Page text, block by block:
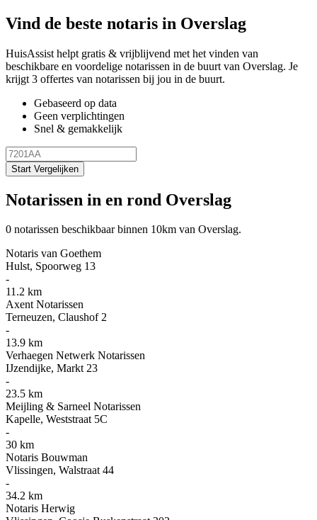
Vind de beste notaris in Overslag
HuisAssist helpt gratis & vrijblijvend met het vinden van
beschikbare en voordelige notarissen in de buurt van Overslag. Je
krijgt 3 offertes van notarissen bij jou in de buurt.
Gebaseerd op data
Geen verplichtingen
Snel & gemakkelijk
Start Vergelijken
Notarissen in en rond Overslag
0 notarissen beschikbaar binnen 10km van Overslag.
Notaris van Goethem
Hulst, Spoorweg 13
-
11.2 km
Axent Notarissen
Terneuzen, Claushof 2
-
13.9 km
Verhaegen Netwerk Notarissen
IJzendijke, Markt 23
-
23.5 km
Meijling & Sarneel Notarissen
Kapelle, Weststraat 5C
-
30 km
Notaris Bouwman
Vlissingen, Walstraat 44
-
34.2 km
Notaris Herwig